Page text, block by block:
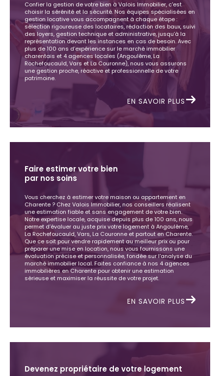
Confier la gestion de votre bien à Valois Immobilier, c'est
choisir la sérénité et la sécurité. Nos équipes spécialisées en
gestion locative vous accompagnent à chaque étape :
sélection rigoureuse des locataires, rédaction des baux, suivi
des loyers, gestion technique et administrative, jusqu’à la
représentation devant les instances en cas de besoin. Avec
plus de 100 ans d’expérience sur le marché immobilier
charentais et 4 agences locales (Angoulême, La
Rochefoucauld, Vars et La Couronne), nous vous assurons
une gestion proche, réactive et professionnelle de votre
patrimoine.
EN SAVOIR PLUS
Faire estimer votre bien
par nos soins
Vous cherchez à estimer votre maison ou appartement en
Charente ? Chez Valois Immobilier, nos conseillers réalisent
une estimation fiable et sans engagement de votre bien.
Notre expertise locale, acquise depuis plus de 100 ans, nous
permet d’évaluer au juste prix votre logement à Angoulême,
La Rochefoucauld, Vars, La Couronne et partout en Charente.
Que ce soit pour vendre rapidement au meilleur prix ou pour
préparer une mise en location, nous vous fournissons une
évaluation précise et personnalisée, fondée sur l'analyse du
marché immobilier local. Faites confiance à nos 4 agences
immobilières en Charente pour obtenir une estimation
sérieuse et maximiser la réussite de votre projet.
EN SAVOIR PLUS
Devenez propriétaire de votre logement